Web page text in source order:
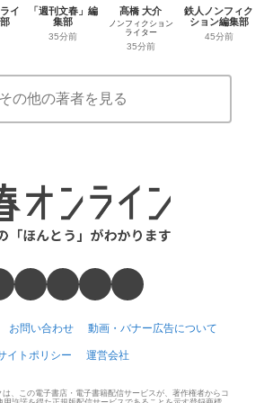
イ
「週刊文春」編
集部
35分前
髙橋 大介
ノンフィクション
ライター
35分前
鉄人ノンフィク
ション編集部
45分前
その他の著者を見る
お問い合わせ 動画・バナー広告について
イトポリシー 運営会社
は、この電子書店・電子書籍配信サービスが、著作権者からコ